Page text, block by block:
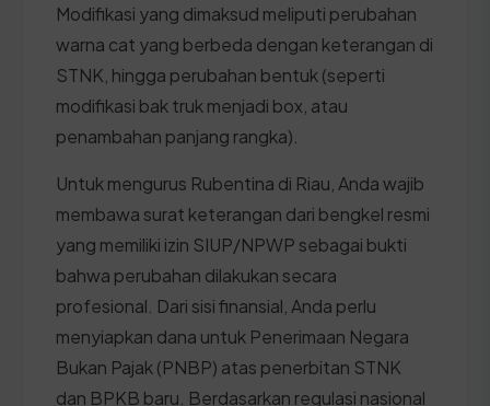
Modifikasi yang dimaksud meliputi perubahan
warna cat yang berbeda dengan keterangan di
STNK, hingga perubahan bentuk (seperti
modifikasi bak truk menjadi box, atau
penambahan panjang rangka).
Untuk mengurus Rubentina di Riau, Anda wajib
membawa surat keterangan dari bengkel resmi
yang memiliki izin SIUP/NPWP sebagai bukti
bahwa perubahan dilakukan secara
profesional. Dari sisi finansial, Anda perlu
menyiapkan dana untuk Penerimaan Negara
Bukan Pajak (PNBP) atas penerbitan STNK
dan BPKB baru. Berdasarkan regulasi nasional